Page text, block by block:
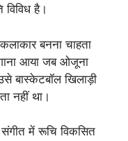
है।
बनना चाहता
आया जब ओजूना
बास्केटबॉल खिलाड़ी
नहीं था।
में रूचि विकसित